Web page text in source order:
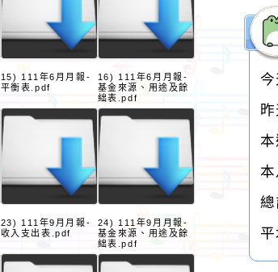
15) 111年6月月報-
平衡表.pdf
16) 111年6月月報-
基金來源、用途及餘
絀表.pdf
23) 111年9月月報-
收入支出表.pdf
24) 111年9月月報-
基金來源、用途及餘
絀表.pdf
今
昨
本
本
總
平